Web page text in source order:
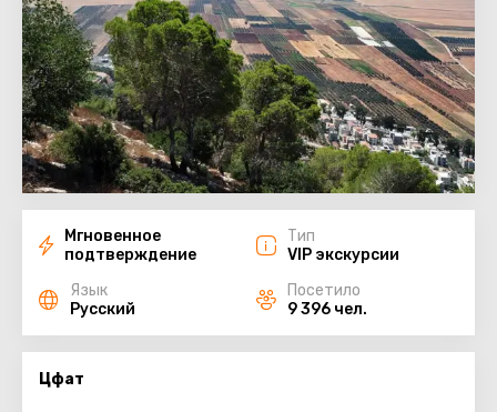
Мгновенное
подтверждение
Тип
VIP экскурсии
Язык
Русский
Посетило
9 396 чел.
Цфат